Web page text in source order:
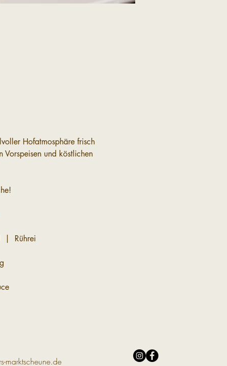
Hofatmosphäre frisch
und köstlichen
|  Rührei
marktscheune.de